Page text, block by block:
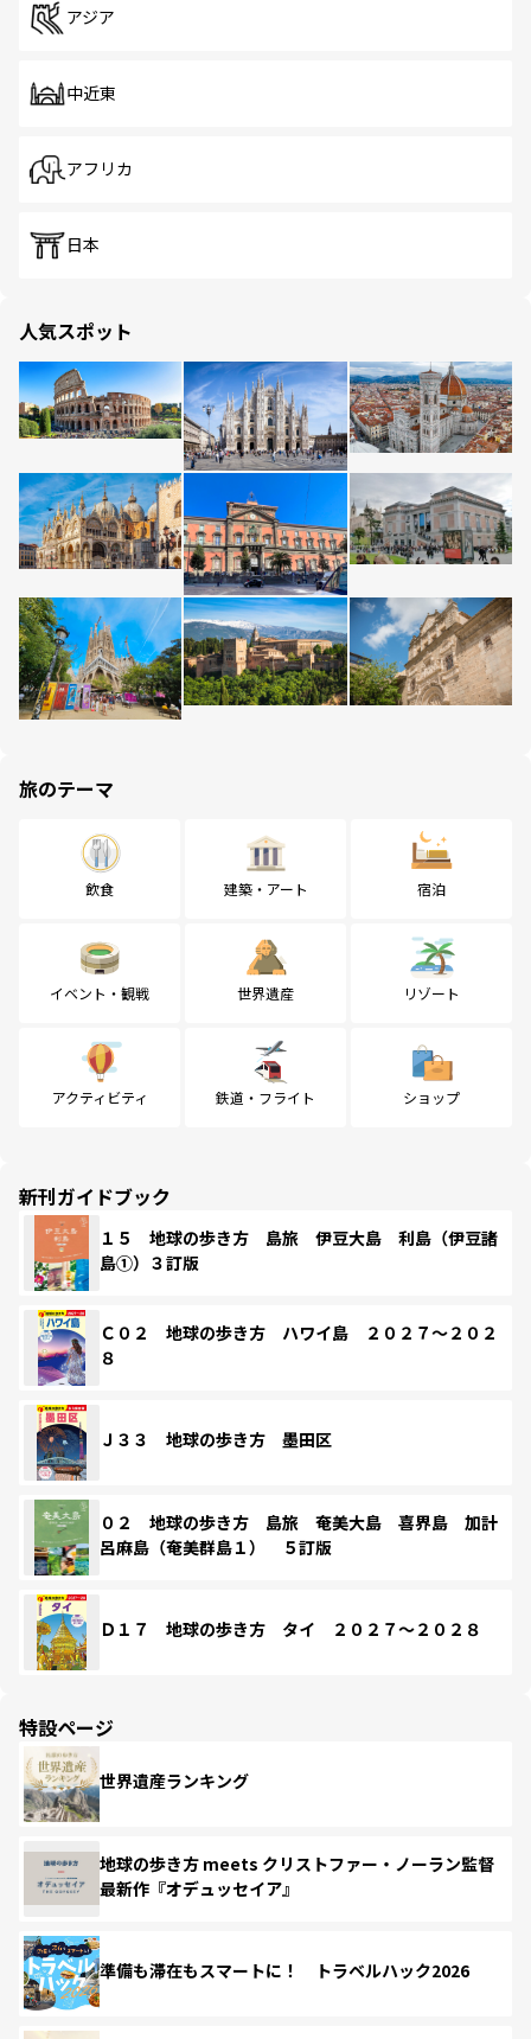
アジア
中近東
アフリカ
日本
人気スポット
旅のテーマ
飲食 建築・アート 宿泊
イベント・観戦 世界遺産 リゾート
アクティビティ 鉄道・フライト ショップ
新刊ガイドブック
１５ 地球の歩き方 島旅 伊豆大島 利島（伊豆諸
島①）３訂版
Ｃ０２ 地球の歩き方 ハワイ島 ２０２７～２０２
８
Ｊ３３ 地球の歩き方 墨田区
０２ 地球の歩き方 島旅 奄美大島 喜界島 加計
呂麻島（奄美群島１） ５訂版
Ｄ１７ 地球の歩き方 タイ ２０２７～２０２８
特設ページ
世界遺産ランキング
地球の歩き方 meets クリストファー・ノーラン監督
最新作『オデュッセイア』
準備も滞在もスマートに！ トラベルハック2026